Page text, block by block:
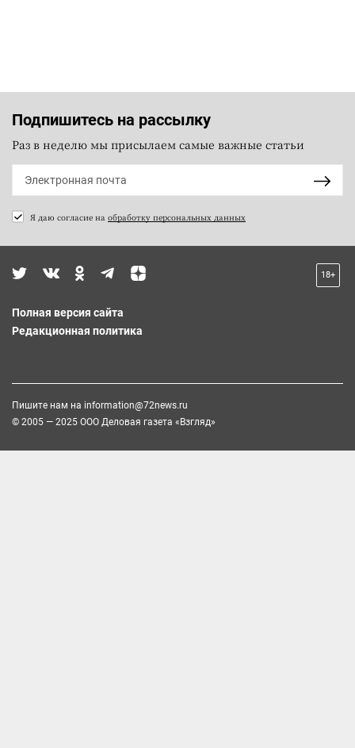
Подпишитесь на рассылку
Раз в неделю мы присылаем самые важные статьи
Я даю согласие на обработку персональных данных
18+
Полная версия сайта
Редакционная политика
Пишите нам на information@72news.ru
© 2005 — 2025 ООО Деловая газета «Взгляд»